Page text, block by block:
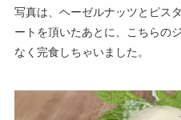
写真は、ヘーゼルナッツとピス
ートを頂いたあとに、こちらの
なく完食しちゃいました。